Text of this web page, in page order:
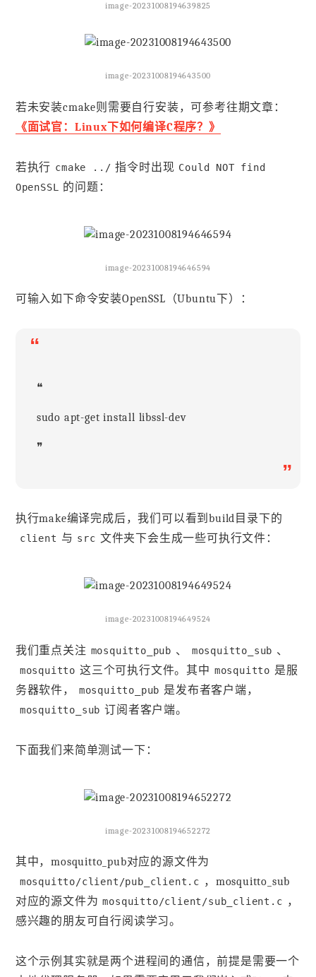
image-20231008194639825
image-20231008194643500
若未安装cmake则需要自行安装，可参考往期文章：
《面试官：Linux下如何编译C程序？》
若执行 cmake ../ 指令时出现 Could NOT find
OpenSSL
的问题：
image-20231008194646594
可输入如下命令安装OpenSSL（Ubuntu下）：
“
❝
sudo apt-get install libssl-dev
❞
”
执行make编译完成后，我们可以看到build目录下的
client 与 src 文件夹下会生成一些可执行文件：
image-20231008194649524
我们重点关注 mosquitto_pub 、 mosquitto_sub 、
mosquitto 这三个可执行文件。其中 mosquitto 是服
务器软件，
mosquitto_pub 是发布者客户端，
mosquitto_sub 订阅者客户端。
下面我们来简单测试一下：
image-20231008194652272
其中，mosquitto_pub对应的源文件为
mosquitto/client/pub_client.c ，mosquitto_sub
对应的源文件为 mosquitto/client/sub_client.c ，
感兴趣的朋友可自行阅读学习。
这个示例其实就是两个进程间的通信，前提是需要一个